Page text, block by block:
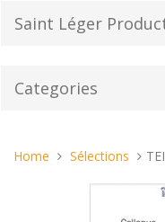
Saint Léger
Categories
You
Home Sélections